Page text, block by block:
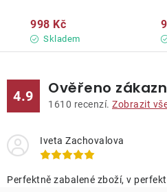
Skladem
998 Kč
4.9 Ověřeno
1610 recenzí. Zobrazit
Iveta Zachovalova
Perfektně zabalené zboží, v